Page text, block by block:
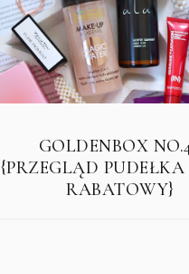
GOLDENBOX
{PRZEGLĄD PUDEŁKA
RABATOWY}